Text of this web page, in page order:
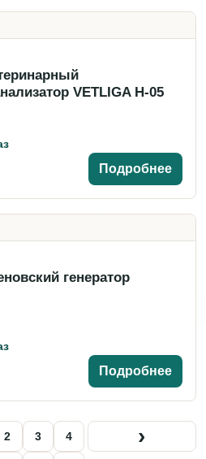
VETLIGA H-05
Подробнее
генератор
Подробнее
2 3 4 ›